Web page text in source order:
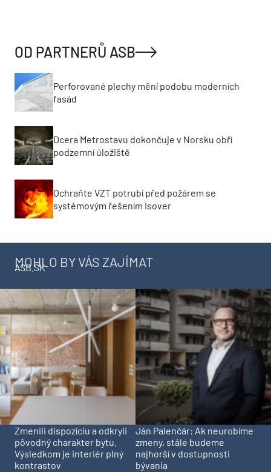
OD PARTNERŮ ASB
Perforované plechy mění podobu moderních
fasád
Dcera Metrostavu dokončuje v Norsku obří
podzemní úložiště
Ochraňte VZT potrubí před požárem se
systémovým řešením Isover
MOHLO BY VÁS ZAJÍMAT
ASB.SK
Zmenili dispozíciu a odkryli
pôvodný charakter bytu.
Výsledkom je interiér plný
kontrastov
Ján Palenčár: Ak neurobíme
zmeny, stále budeme
najhorší v dostupnosti
bývania